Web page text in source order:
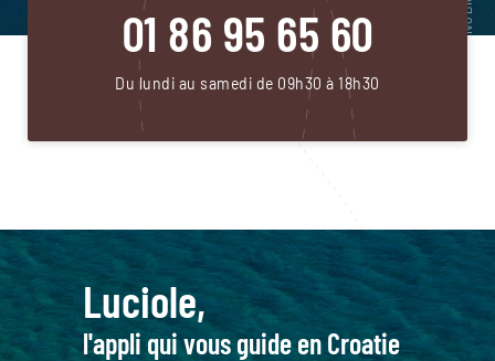
01 86 95 65 60
Du lundi au samedi de 09h30 à 18h30
Luciole,
l'appli qui vous guide en Croatie